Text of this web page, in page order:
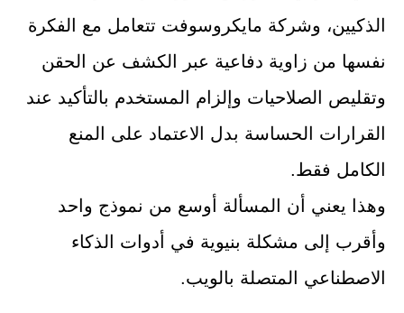
الذكيين، وشركة مايكروسوفت تتعامل مع الفكرة
نفسها من زاوية دفاعية عبر الكشف عن الحقن
وتقليص الصلاحيات وإلزام المستخدم بالتأكيد عند
القرارات الحساسة بدل الاعتماد على المنع
الكامل فقط.
وهذا يعني أن المسألة أوسع من نموذج واحد
وأقرب إلى مشكلة بنيوية في أدوات الذكاء
الاصطناعي المتصلة بالويب.